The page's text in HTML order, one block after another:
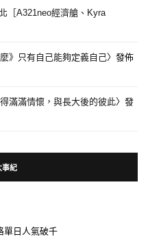
［A321neo經濟艙、Kyra
》只有自己能夠定義自己〉發佈
滿滿情懷，與長大後的彼此〉發
事紀
單日人氣破千